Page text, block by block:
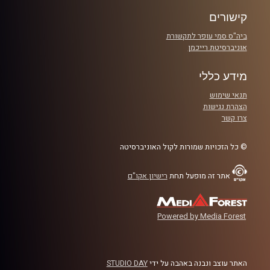
קישורים
ביה"ס סמי עופר לתקשורת
אוניברסיטת רייכמן
מידע כללי
תנאי שימוש
הצהרת נגישות
צרו קשר
© כל הזכויות שמורות לקול האוניברסיטה
אתר זה מופעל תחת רישיון אקו"ם
Powered by Media Forest
האתר עוצב ונבנה באהבה על ידיSTUDIO DAY